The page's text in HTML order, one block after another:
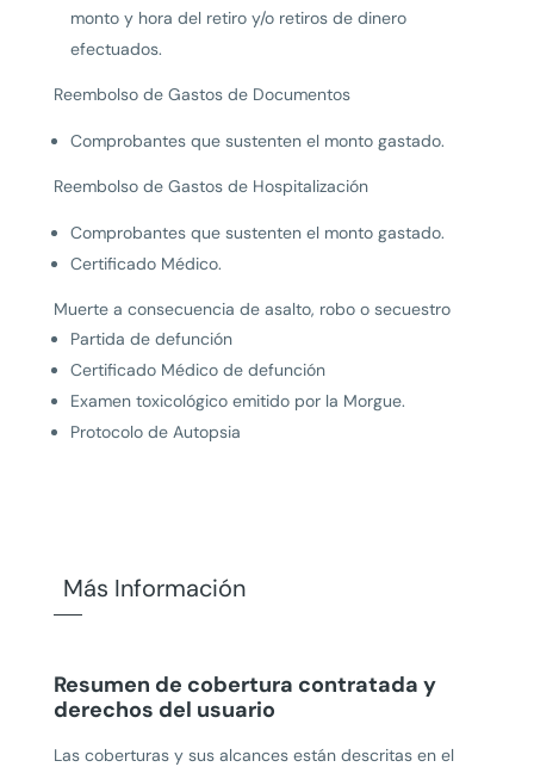
monto y hora del retiro y/o retiros de dinero
efectuados.
Reembolso de Gastos de Documentos
Comprobantes que sustenten el monto gastado.
Reembolso de Gastos de Hospitalización
Comprobantes que sustenten el monto gastado.
Certificado Médico.
Muerte a consecuencia de asalto, robo o secuestro
Partida de defunción
Certificado Médico de defunción
Examen toxicológico emitido por la Morgue.
Protocolo de Autopsia
Más Información
Resumen de cobertura contratada y
derechos del usuario
Las coberturas y sus alcances están descritas en el